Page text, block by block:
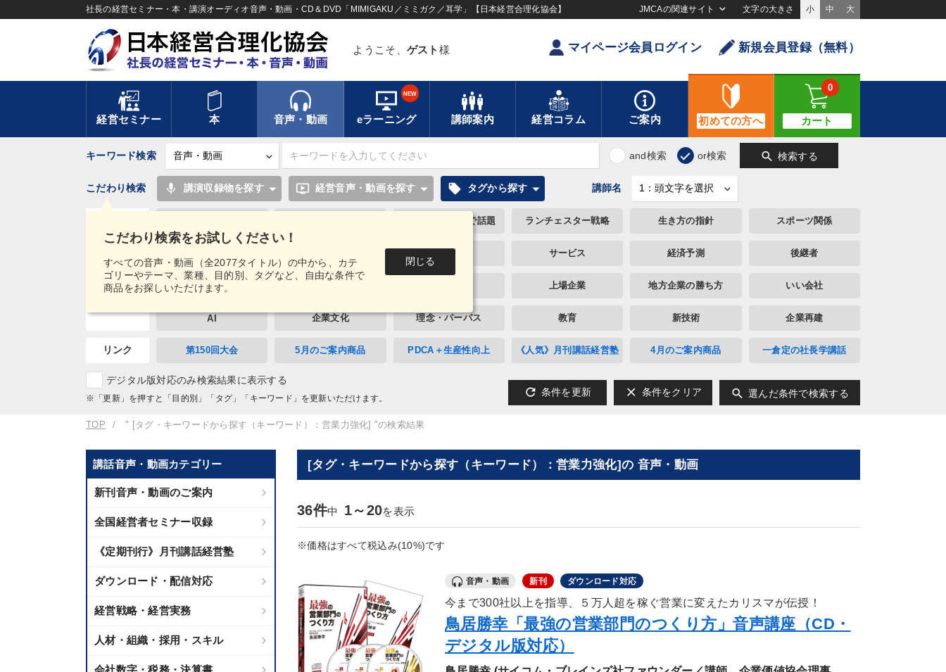
社長の経営セミナー・本・講演オーディオ音声・動画・CD＆DVD「MIMIGAKU／ミミガク／耳学」【日本経営合理化協会】 JMCAの関連サイト 文字の大きさ 小 中 大
ようこそ、 ゲスト 様 マイページ会員ログイン 新規会員登録（無料）
経営セミナー 本 音声・動画 eラーニング
NEW
講師案内 経営コラム ご案内 初めての方へ カート
0
キーワード検索 and検索 or検索 search 検索する
こだわり検索をお試しください！
すべての音声・動画（全2077タイトル）の中から、カテ
ゴリーやテーマ、業種、目的別、タグなど、自由な条件で
商品をお探しいただけます。
閉じる
こだわり検索 mic 講演収録物を探す ondemand_video 経営音声・動画を探す local_offer タグから探す 講師名
タグ・
キーワード
テレビ・ネットで話題 ランチェスター戦略 生き方の指針 スポーツ関係
心を磨く サービス 経済予測 後継者
コロナ禍対策 上場企業 地方企業の勝ち方 いい会社
AI 企業文化 理念・パーパス 教育 新技術 企業再建
リンク 第150回大会 5月のご案内商品 PDCA＋生産性向上 《人気》月刊講話経営塾 4月のご案内商品 一倉定の社長学講話
デジタル版対応のみ検索結果に表示する
※「更新」を押すと「目的別」「タグ」「キーワード」を更新いただけます。 refresh 条件を更新 clear 条件をクリア search 選んだ条件で検索する
TOP " [タグ・キーワードから探す（キーワード）：営業力強化] "の検索結果
講話音声・動画カテゴリー
新刊音声・動画のご案内
全国経営者セミナー収録
《定期刊行》月刊講話経営塾
ダウンロード・配信対応
経営戦略・経営実務
人材・組織・採用・スキル
[タグ・キーワードから探す（キーワード）：営業力強化]の 音声・動画
36件中 1～20を表示
※価格はすべて税込み(10%)です
音声・動画 新刊 ダウンロード対応
今まで300社以上を指導、５万人超を稼ぐ営業に変えたカリスマが伝授！
鳥居勝幸「最強の営業部門のつくり方」音声講座（CD・
デジタル版対応）